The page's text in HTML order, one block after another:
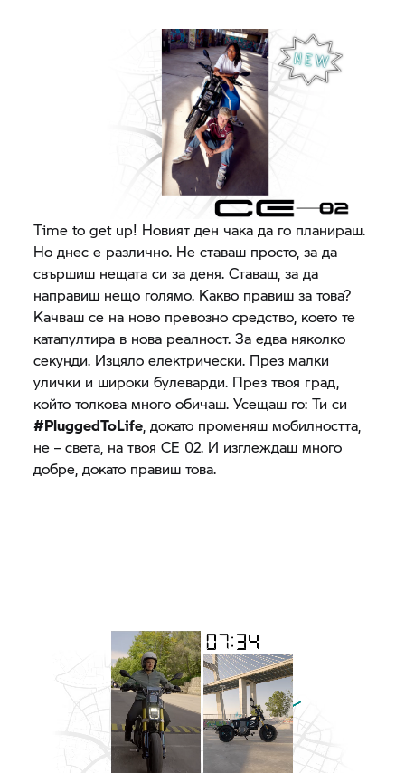
Time to get up! Новият ден чака да го планираш.
Но днес е различно. Не ставаш просто, за да
свършиш нещата си за деня. Ставаш, за да
направиш нещо голямо. Какво правиш за това?
Качваш се на ново превозно средство, което те
катапултира в нова реалност. За едва няколко
секунди. Изцяло електрически. През малки
улички и широки булеварди. През твоя град,
който толкова много обичаш. Усещаш го: Ти си
#PluggedToLife, докато променяш мобилността,
не – света, на твояCE 02. И изглеждаш много
добре, докато правиш това.